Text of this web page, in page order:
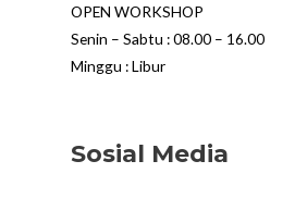
OPEN WORKSHOP
Senin – Sabtu : 08.00 – 16.00
Minggu : Libur
Sosial Media